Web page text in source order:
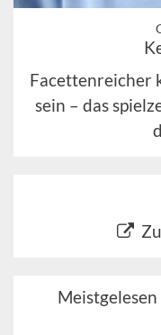
Facettenreicher
sein – das
Meistgelesen